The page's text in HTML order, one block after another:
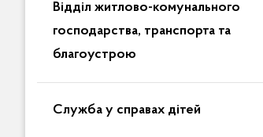
Відділ житлово-комунального
господарства, транспорта та
благоустрою
Служба у справах дітей